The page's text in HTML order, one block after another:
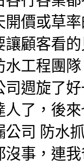
開價或草
讓顧客看
水工程 團
司週旋了
人了，後
公司 防水
沒事，連